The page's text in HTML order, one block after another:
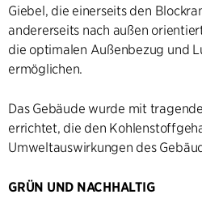
Giebel, die einerseits den
andererseits nach außen
die optimalen Außenbezug und
ermöglichen.
Das Gebäude wurde mit
errichtet, die den
Umweltauswirkungen des
GRÜN UND NACHHALTIG